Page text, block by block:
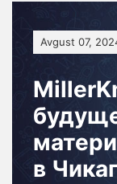
Avgust 07,
в